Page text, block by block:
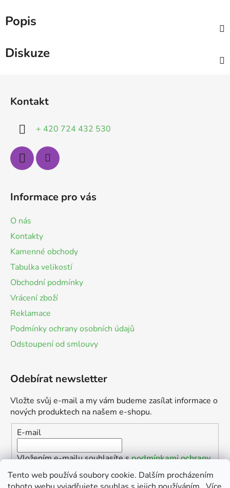
Tento web používá soubory cookie. Dalším procházením
Popis
Diskuze
Kontakt
+ 420 724 432 530
Informace pro vás
O nás
Kontakty
Kamenné obchody
Tabulka velikostí
Obchodní podmínky
Vrácení zboží
Reklamace
Podmínky ochrany osobních údajů
Odstoupení od smlouvy
Odebírat newsletter
Vložte svůj e-mail a my vám budeme zasílat informace o
nových produktech na našem e-shopu.
E-mail
Vložením e-mailu souhlasíte spodmínkami ochrany
osobních údajů